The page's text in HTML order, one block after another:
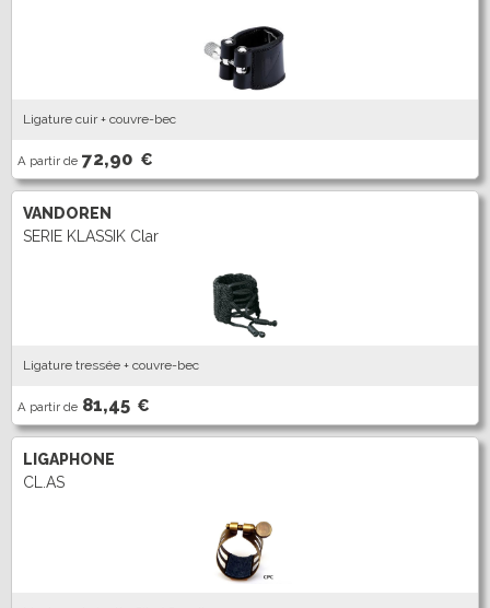
Ligature cuir + couvre-bec
A partir de 72,90 €
VANDOREN
SERIE KLASSIK Clar
Ligature tressée + couvre-bec
A partir de 81,45 €
LIGAPHONE
CL.AS